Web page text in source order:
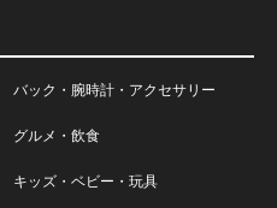
バック・腕時計・アクセサリー
グルメ・飲食
キッズ・ベビー・玩具